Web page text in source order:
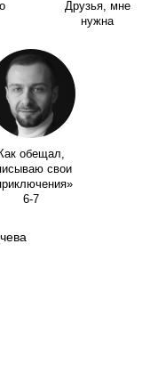
Друзья, мне
нужна
Как обещал,
свои
6-7